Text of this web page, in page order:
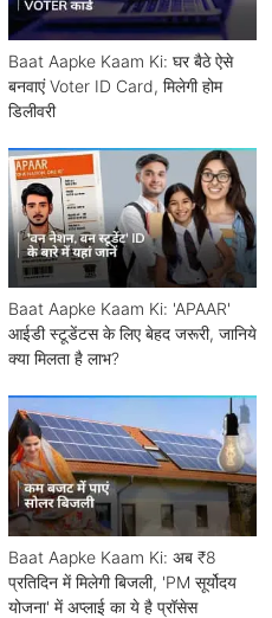
Baat Aapke Kaam Ki: घर बैठे ऐसे
बनवाएं Voter ID Card, मिलेगी होम
डिलीवरी
Baat Aapke Kaam Ki: 'APAAR'
आईडी स्टूडेंटस के लिए बेहद जरूरी, जानिये
क्या मिलता है लाभ?
Baat Aapke Kaam Ki: अब ₹8
प्रतिदिन में मिलेगी बिजली, 'PM सूर्योदय
योजना' में अप्लाई का ये है प्रॉसेस